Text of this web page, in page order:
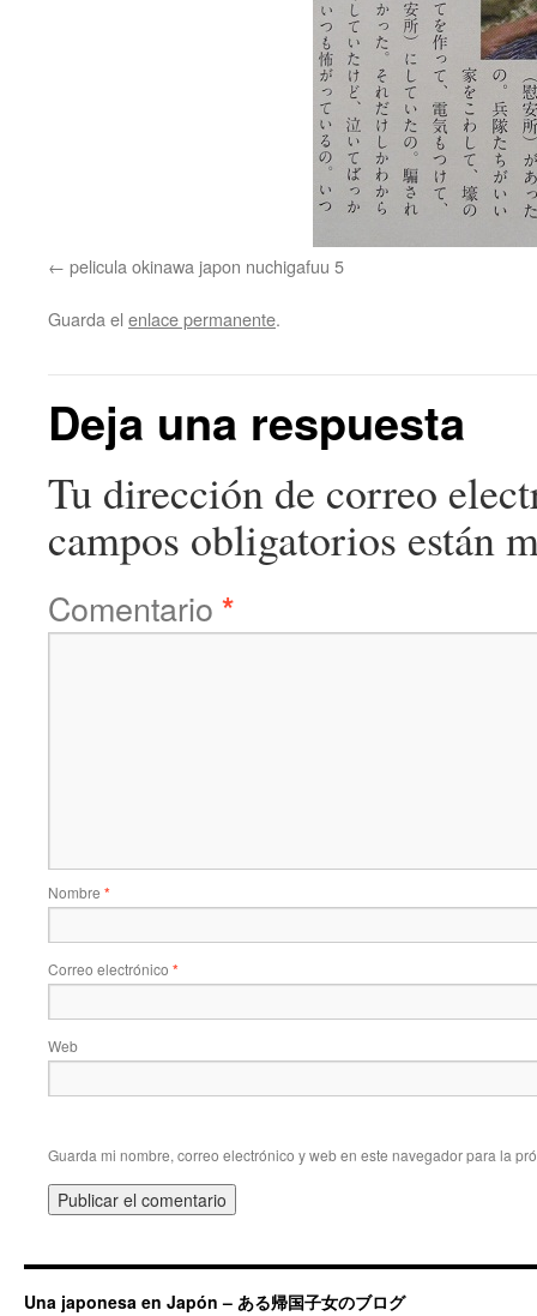
pelicula okinawa japon nuchigafuu 5
Guarda el enlace permanente.
Deja una respuesta
Tu dirección de correo
campos obligatorios están
Comentario *
Nombre *
Correo electrónico *
Web
Guarda mi nombre, correo electrónico y web en este navegador para la
Una japonesa en Japón – ある帰国子女のブログ